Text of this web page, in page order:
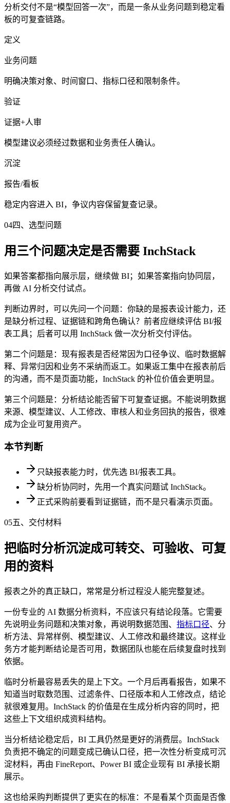
分析交付不是“模型回答一次”，而是一条从业务问题到稳定看
板的可复查链路。
定义
业务问题
明确决策对象、时间窗口、指标口径和限制条件。
验证
证据+人审
模型建议必须经过数据和业务责任人确认。
沉淀
报告/看板
稳定内容进入 BI，争议内容保留复查记录。
04四、选型问题
用三个问题决定是否需要 InchStack
如果答案都指向展示层，继续做 BI；如果答案指向协同层，
再做 AI 分析交付试点。
判断边界时，可以先问一个问题：你缺的是报表设计能力，还
是缺分析过程、证据链和跨角色确认？前者应继续评估 BI/报
表工具；后者可以用 InchStack 做一次分析交付评估。
第二个问题是：现有报表是否经常因为口径争议、临时数据解
释、异常归因和业务不采纳而返工。如果返工集中在报表前后
的沟通，而不是页面功能，InchStack 的补位价值会更明显。
第三个问题是：分析结论能否留下可复查证据。不能说明数据
来源、模型建议、人工修改、审核人和业务回执的报告，很难
成为企业可复用资产。
本节判断
只缺报表能力时，优先选 BI/报表工具。
缺分析协同时，先用一个真实问题试 InchStack。
正式采购前要看到证据链，而不是只看演示页面。
05五、交付材料
把临时分析沉淀成可转交、可验收、可复
用的资料
报表之外的真正缺口，常常是分析过程没人能完整复述。
一份专业的 AI 数据分析资料，不应该只有结论段落。它需要
先说明业务问题和决策对象，再说明数据范围、 指标口径、分
析方法、异常样例、模型建议、人工修改和最终建议。这样业
务方才能判断结论是否可用，数据团队也能在后续复盘时找到
依据。
临时分析最容易丢失的是上下文。一个月后再看报告，如果不
知道当时取数范围、过滤条件、口径版本和人工修改点，结论
就很难复用。InchStack 的价值是在生成分析内容的同时，把
这些上下文组织成资料结构。
当分析结论稳定后，BI 工具仍然是更好的消费层。InchStack
负责把不确定的问题变成已确认口径，把一次性分析变成可沉
淀材料，再由 FineReport、Power BI 或企业现有 BI 承接长期
展示。
这也给采购判断提供了更实在的标准：不是看某个页面是否像